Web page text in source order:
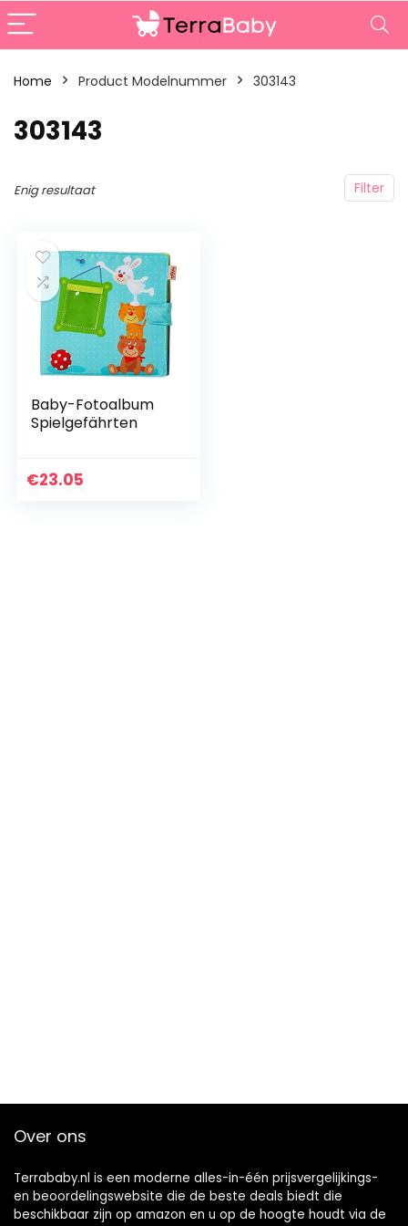
Home Product Modelnummer ‎303143
‎303143
Filter
Enig resultaat
Baby-Fotoalbum
Spielgefährten
€23.05
Over ons
Terrababy.nl is een moderne alles-in-één prijsvergelijkings-
en beoordelingswebsite die de beste deals biedt die
beschikbaar zijn op amazon en u op de hoogte houdt via de